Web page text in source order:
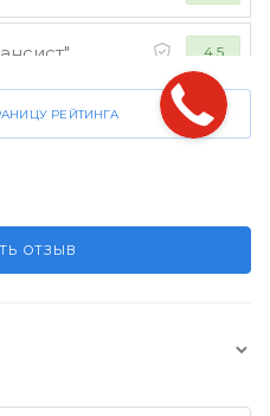
4.5
РЕЙТИНГА
ОТЗЫВ